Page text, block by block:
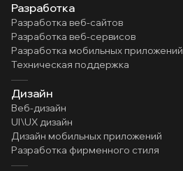
Разработка
Разработка веб-сайтов
Разработка веб-сервисов
Разработка мобильных приложений
Техническая поддержка
Дизайн
Веб-дизайн
UI\UX дизайн
Дизайн мобильных приложений
Разработка фирменного стиля